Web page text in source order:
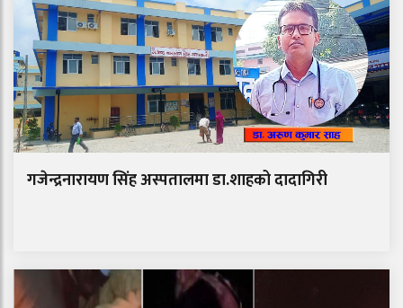
गजेन्द्रनारायण सिंह अस्पतालमा डा.शाहको दादागिरी